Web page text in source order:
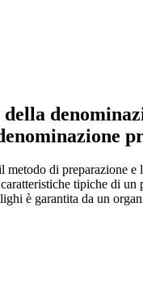
di preparazione e
tipiche di
è garantita da un